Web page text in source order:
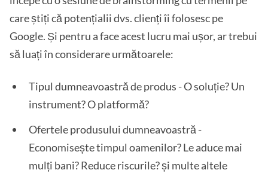
care știți că potențialii dvs. clienți îi folosesc pe
Google. Și pentru a face acest lucru mai ușor, ar trebui
să luați în considerare următoarele:
Tipul dumneavoastră de produs - O soluție? Un
instrument? O platformă?
Ofertele produsului dumneavoastră -
Economisește timpul oamenilor? Le aduce mai
mulți bani? Reduce riscurile? și multe altele